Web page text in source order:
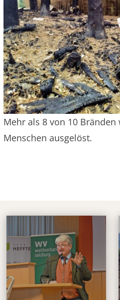
Mehr als 8 von 10
Menschen ausgelöst.